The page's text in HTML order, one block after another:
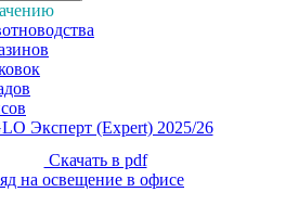
Скачать в pdf